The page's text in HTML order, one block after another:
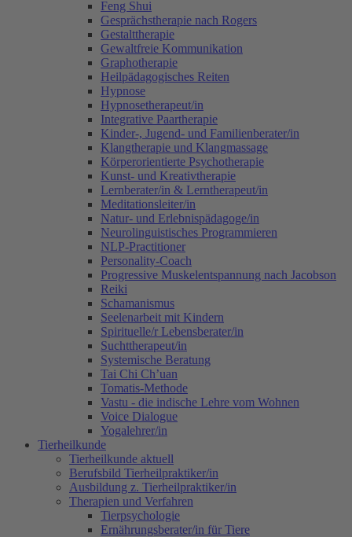
Feng Shui
Gesprächstherapie nach Rogers
Gestalttherapie
Gewaltfreie Kommunikation
Graphotherapie
Heilpädagogisches Reiten
Hypnose
Hypnosetherapeut/in
Integrative Paartherapie
Kinder-, Jugend- und Familienberater/in
Klangtherapie und Klangmassage
Körperorientierte Psychotherapie
Kunst- und Kreativtherapie
Lernberater/in & Lerntherapeut/in
Meditationsleiter/in
Natur- und Erlebnispädagoge/in
Neurolinguistisches Programmieren
NLP-Practitioner
Personality-Coach
Progressive Muskelentspannung nach Jacobson
Reiki
Schamanismus
Seelenarbeit mit Kindern
Spirituelle/r Lebensberater/in
Suchttherapeut/in
Systemische Beratung
Tai Chi Ch’uan
Tomatis-Methode
Vastu - die indische Lehre vom Wohnen
Voice Dialogue
Yogalehrer/in
Tierheilkunde
Tierheilkunde aktuell
Berufsbild Tierheilpraktiker/in
Ausbildung z. Tierheilpraktiker/in
Therapien und Verfahren
Tierpsychologie
Ernährungsberater/in für Tiere